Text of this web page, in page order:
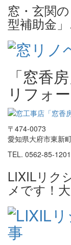
窓・玄関
型補助金
「窓香
リフォ
〒474-0073
愛知県大府市東新
TEL. 0562-85-1201
LIXILリク
メです！